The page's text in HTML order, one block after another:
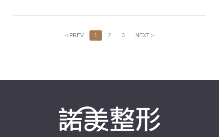
< PREV 1 2 3 NEXT >